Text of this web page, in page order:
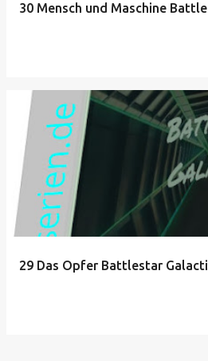
30 Mensch und Maschine
29 Das Opfer Battlestar